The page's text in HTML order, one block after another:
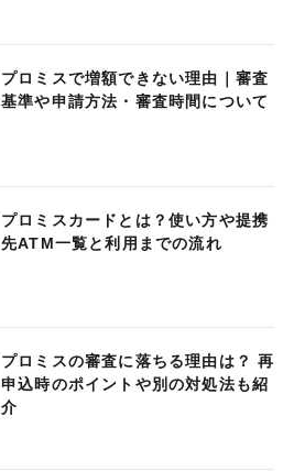
プロミスで増額できない理由｜審査
基準や申請方法・審査時間について
プロミスカードとは？使い方や提携
先ATM一覧と利用までの流れ
プロミスの審査に落ちる理由は？ 再
申込時のポイントや別の対処法も紹
介